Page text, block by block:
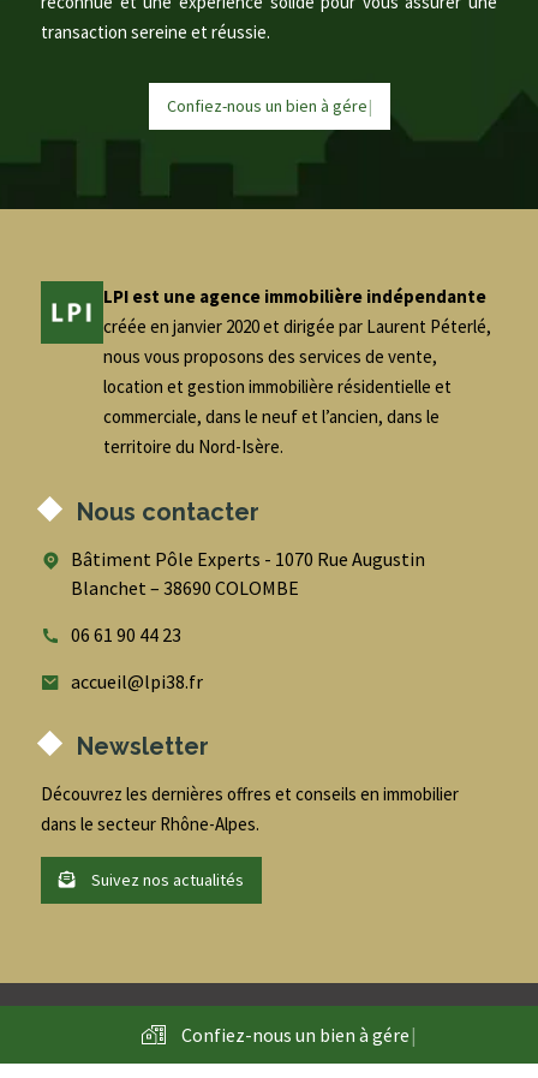
transaction sereine et réussie.
Confiez-nous un bien àgér|
LPI est une agence immobilière indépendante
créée en janvier 2020 et dirigée par Laurent Péterlé,
nous vous proposons des services de vente,
location et gestion immobilière résidentielle et
commerciale, dans le neuf et l’ancien, dans le
territoire du Nord-Isère.
Nous contacter
Bâtiment Pôle Experts - 1070 Rue Augustin
Blanchet – 38690 COLOMBE
06 61 90 44 23
accueil@lpi38.fr
Newsletter
Découvrez les dernières offres et conseils en immobilier
dans le secteur Rhône-Alpes.
Suivez nos actualités
- LPI - Conseil en immobilier entreprise et habitation -
Tous droits réservés - Accompagné par
l'Agence AdNI
Confiez-nous un bien àgér|